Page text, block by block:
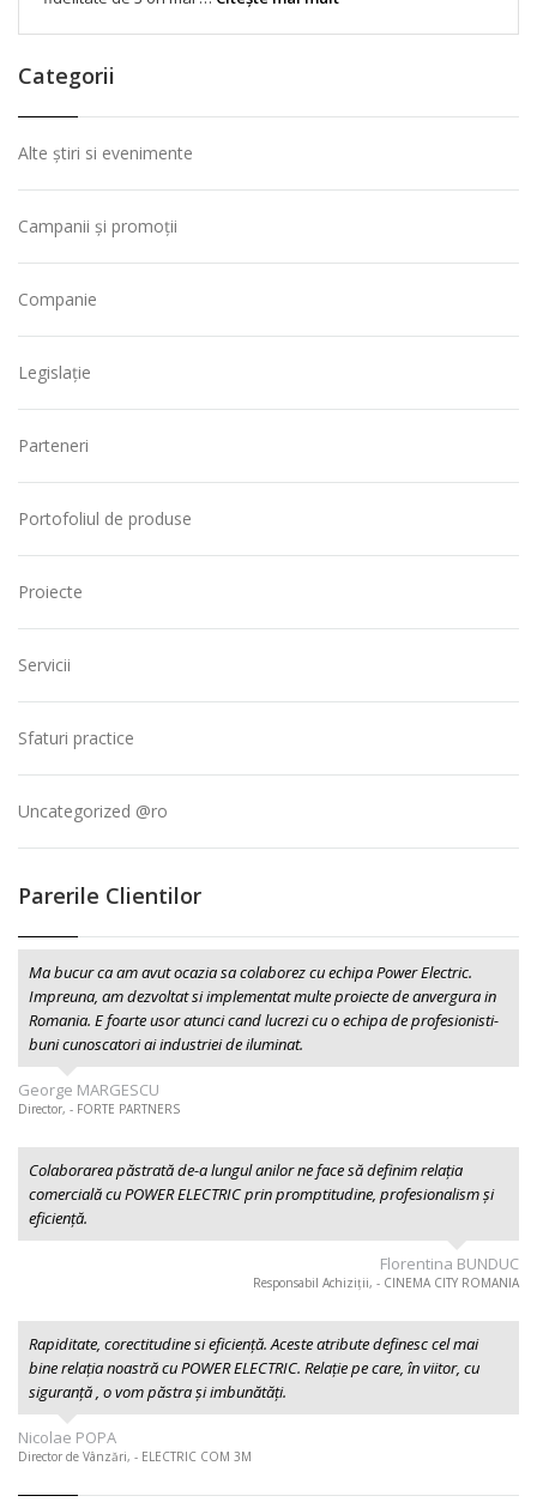
Categorii
Alte știri si evenimente
Campanii și promoții
Companie
Legislație
Parteneri
Portofoliul de produse
Proiecte
Servicii
Sfaturi practice
Uncategorized @ro
Parerile Clientilor
Ma bucur ca am avut ocazia sa colaborez cu echipa Power Electric.
Impreuna, am dezvoltat si implementat multe proiecte de anvergura in
Romania. E foarte usor atunci cand lucrezi cu o echipa de profesionisti-
buni cunoscatori ai industriei de iluminat.
George MARGESCU
Director, - FORTE PARTNERS
Colaborarea păstrată de-a lungul anilor ne face să definim relația
comercială cu POWER ELECTRIC prin promptitudine, profesionalism şi
eficiență.
Florentina BUNDUC
Responsabil Achiziții, - CINEMA CITY ROMANIA
Rapiditate, corectitudine si eficiență. Aceste atribute definesc cel mai
bine relația noastră cu POWER ELECTRIC. Relație pe care, în viitor, cu
siguranță , o vom păstra și imbunătăți.
Nicolae POPA
Director de Vânzări, - ELECTRIC COM 3M